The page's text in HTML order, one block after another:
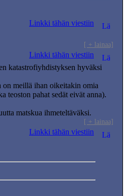
Linkki tähän viestiin
[ + lainaa]
Linkki tähän viestiin
katastrofiyhdistyksen hyväksi
on meillä ihan oikeitakin omia
teoston pahat sedät eivät anna).
matskua ihmeteltäväksi.
[ + lainaa]
Linkki tähän viestiin